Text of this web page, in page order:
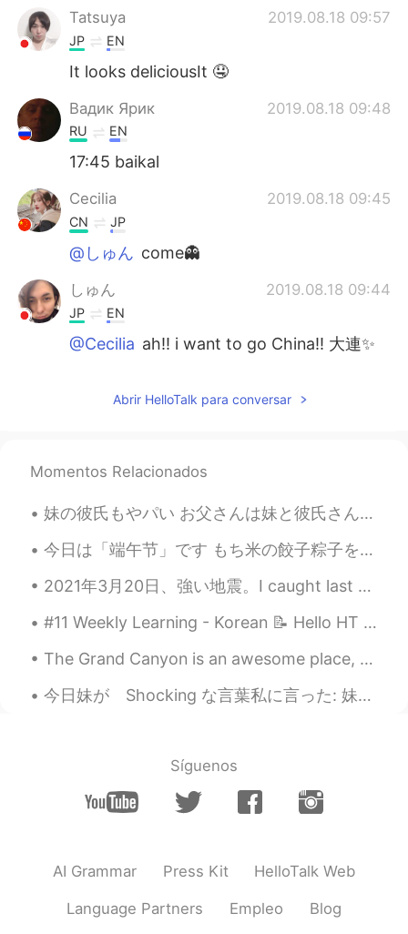
Tatsuya 2019.08.18 09:57
JP EN
It looks deliciousIt 🤤
Вадик Ярик 2019.08.18 09:48
RU EN
17:45 baikal
Cecilia 2019.08.18 09:45
CN JP
@しゅん come👻
しゅん 2019.08.18 09:44
JP EN
@Cecilia ah!! i want to go China!! 大連✨
JP
Cecilia
@Alexey awww I will that’s so nice of you
🙈
Cecilia 2019.08.18 09:41
@Sho yeah they’re super good👻
しゅん 2019.08.18 09:37
JP EN
RU EN
つー 2019.08.18 09:33
Abrir HelloTalk para conversar
Momentos Relacionados
妹の彼氏もやパい お父さんは妹と彼氏さんのが抱きしめているのを捕まえました、お父さんはそれを本当に怒った。 夕食の時、お父さんは30分ずっと妹の彼氏がダメのことに言うた。お父さんは妹の彼氏を承...
今日は「端午节」です もち米の餃子粽子を食べて祝います。もち米にさまざまな具材を組み合わせ、竹や葦の葉で包んで蒸します。 お母さんが食べたかったので、有名な粽子のために1時間待ち行列に入れなけれ...
2021年3月20日、強い地震。I caught last week’s earthquake on camera. I was surprised that Japanese people d...
#11 Weekly Learning - Korean 📝 Hello HT friends 😄, Welcome to my weekly learning of 🇰🇷🇯🇵🇷🇺 🧐 ...
The Grand Canyon is an awesome place, but sadly only 3% of visitors actually take a hike down int...
今日妹が Shocking な言葉私に言った: 妹「お姉ちゃん、私好きな人ができた」 私「彼はハンサムですか？」 妹「知らないよ」 私「では、なぜ彼が好きなのですか？」 妹「写真を撮るときにその...
Síguenos
AI Grammar Press Kit HelloTalk Web
Language Partners Empleo Blog